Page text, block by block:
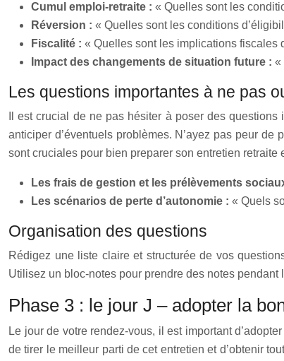
Cumul emploi-retraite : « Quelles sont les
Réversion : « Quelles sont les conditions
Fiscalité : « Quelles sont les implications fiscales
Impact des changements de situation future : «
Les questions importantes à ne pas
Il est crucial de ne pas hésiter à poser des
anticiper d’éventuels problèmes. N’ayez pas peur
sont cruciales pour bien preparer son entretien retraite
Les frais de gestion et les prélèvements
Les scénarios de perte d’autonomie : « Quels
Organisation des questions
Rédigez une liste claire et structurée de vos
Utilisez un bloc-notes pour prendre des notes
Phase 3 : le jour J – adopter la
Le jour de votre rendez-vous, il est important
de tirer le meilleur parti de cet entretien et d’obtenir